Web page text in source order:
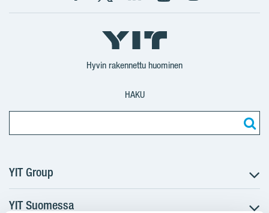
Facebook
X
YIT
Suomi
YIT
Corporation
YIT
Corporation
Instagram
Hyvin rakennettu huominen
HAKU
YIT Group
Tietoa YIT:stä
YIT Suomessa